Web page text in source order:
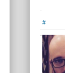
-
#